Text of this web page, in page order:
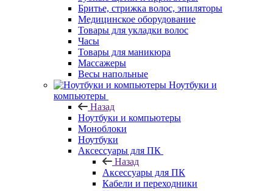
Бритье, стрижка волос, эпиляторы
Медицинское оборудование
Товары для укладки волос
Часы
Товары для маникюра
Массажеры
Весы напольные
Ноутбуки и
компьютеры
Назад
Ноутбуки и компьютеры
Моноблоки
Ноутбуки
Аксессуары для ПК
Назад
Аксессуары для ПК
Кабели и переходники